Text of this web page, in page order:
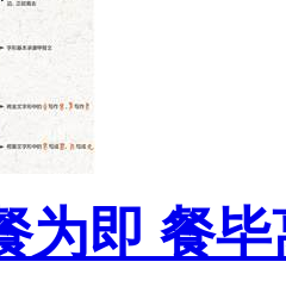
为即 餐